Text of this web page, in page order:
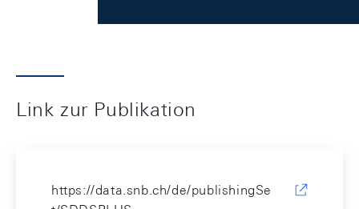
Link zur Publikation
https://data.snb.ch/de/publishingSe